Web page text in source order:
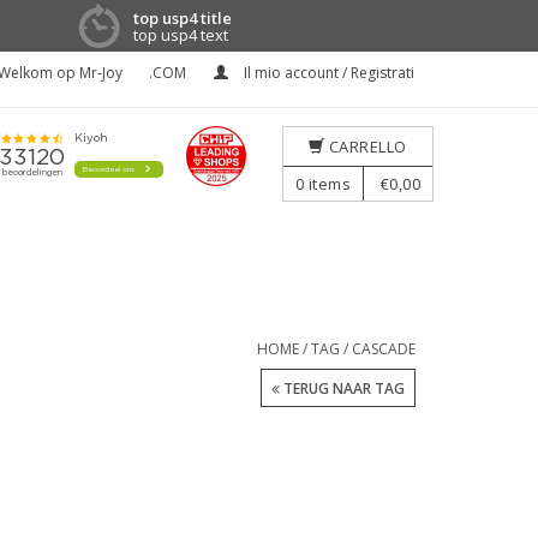
top usp4 title
top usp4 text
op Mr-Joy .COM Il mio account / Registrati
CARRELLO
0 items €0,00
HOME/TAG / CASCADE
TERUG NAAR TAG